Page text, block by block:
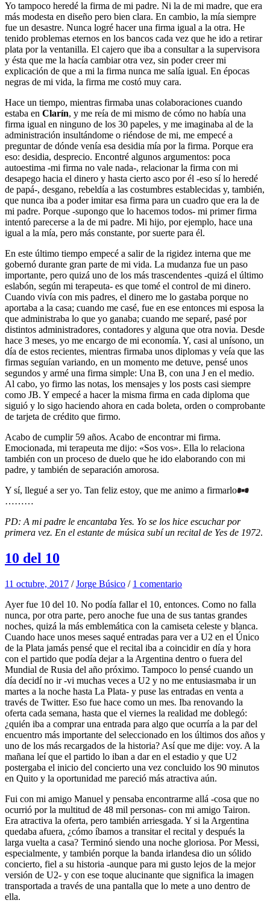
Yo tampoco heredé la firma de mi padre. Ni la de mi madre, que era
más modesta en diseño pero bien clara. En cambio, la mía siempre
fue un desastre. Nunca logré hacer una firma igual a la otra. He
tenido problemas eternos en los bancos cada vez que he ido a retirar
plata por la ventanilla. El cajero que iba a consultar a la supervisora
y ésta que me la hacía cambiar otra vez, sin poder creer mi
explicación de que a mi la firma nunca me salía igual. En épocas
negras de mi vida, la firma me costó muy cara.
Hace un tiempo, mientras firmaba unas colaboraciones cuando
estaba en Clarín, y me reía de mi mismo de cómo no había una
firma igual en ninguno de los 30 papeles, y me imaginaba al de la
administración insultándome o riéndose de mi, me empecé a
preguntar de dónde venía esa desidia mía por la firma. Porque era
eso: desidia, desprecio. Encontré algunos argumentos: poca
autoestima -mi firma no vale nada-, relacionar la firma con mi
desapego hacia el dinero y hasta cierto asco por él -eso sí lo heredé
de papá-, desgano, rebeldía a las costumbres establecidas y, también,
que nunca iba a poder imitar esa firma para un cuadro que era la de
mi padre. Porque -supongo que lo hacemos todos- mi primer firma
intentó parecerse a la de mi padre. Mi hijo, por ejemplo, hace una
igual a la mía, pero más constante, por suerte para él.
En este último tiempo empecé a salir de la rigidez interna que me
gobernó durante gran parte de mi vida. La mudanza fue un paso
importante, pero quizá uno de los más trascendentes -quizá el último
eslabón, según mi terapeuta- es que tomé el control de mi dinero.
Cuando vivía con mis padres, el dinero me lo gastaba porque no
aportaba a la casa; cuando me casé, fue en ese entonces mi esposa la
que administraba lo que yo ganaba; cuando me separé, pasé por
distintos administradores, contadores y alguna que otra novia. Desde
hace 3 meses, yo me encargo de mi economía. Y, casi al unísono, un
día de estos recientes, mientras firmaba unos diplomas y veía que las
firmas seguían variando, en un momento me detuve, pensé unos
segundos y armé una firma simple: Una B, con una J en el medio.
Al cabo, yo firmo las notas, los mensajes y los posts casi siempre
como JB. Y empecé a hacer la misma firma en cada diploma que
siguió y lo sigo haciendo ahora en cada boleta, orden o comprobante
de tarjeta de crédito que firmo.
Acabo de cumplir 59 años. Acabo de encontrar mi firma.
Emocionada, mi terapeuta me dijo: «Sos vos». Ella lo relaciona
también con un proceso de duelo que he ido elaborando con mi
padre, y también de separación amorosa.
Y sí, llegué a ser yo. Tan feliz estoy, que me animo a firmarlo
………
PD: A mi padre le encantaba Yes. Yo se los hice escuchar por
primera vez. En el estante de música subí un recital de Yes de 1972.
10 del 10
11 octubre, 2017 /Jorge Búsico / 1 comentario
Ayer fue 10 del 10. No podía fallar el 10, entonces. Como no falla
nunca, por otra parte, pero anoche fue una de sus tantas grandes
noches, quizá la más emblemática con la camiseta celeste y blanca.
Cuando hace unos meses saqué entradas para ver a U2 en el Único
de la Plata jamás pensé que el recital iba a coincidir en día y hora
con el partido que podía dejar a la Argentina dentro o fuera del
Mundial de Rusia del año próximo. Tampoco lo pensé cuando un
día decidí no ir -vi muchas veces a U2 y no me entusiasmaba ir un
martes a la noche hasta La Plata- y puse las entradas en venta a
través de Twitter. Eso fue hace como un mes. Iba renovando la
oferta cada semana, hasta que el viernes la realidad me doblegó:
¿quién iba a comprar una entrada para algo que ocurría a la par del
encuentro más importante del seleccionado en los últimos dos años y
uno de los más recargados de la historia? Así que me dije: voy. A la
mañana leí que el partido lo iban a dar en el estadio y que U2
postergaba el inicio del concierto una vez concluido los 90 minutos
en Quito y la oportunidad me pareció más atractiva aún.
Fui con mi amigo Manuel y pensaba encontrarme allá -cosa que no
ocurrió por la multitud de 48 mil personas- con mi amigo Tairon.
Era atractiva la oferta, pero también arriesgada. Y si la Argentina
quedaba afuera, ¿cómo íbamos a transitar el recital y después la
larga vuelta a casa? Terminó siendo una noche gloriosa. Por Messi,
especialmente, y también porque la banda irlandesa dio un sólido
concierto, fiel a su historia -aunque para mi gusto lejos de la mejor
versión de U2- y con ese toque alucinante que significa la imagen
transportada a través de una pantalla que lo mete a uno dentro de
ella.